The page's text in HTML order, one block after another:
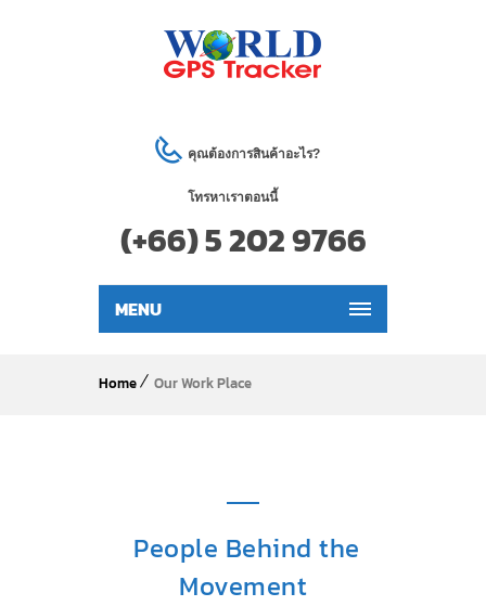
คุณต้องการสินค้าอะไร?
โทรหาเราตอนนี้
(+66) 5 202 9766
MENU
Home Our Work Place
People Behind the
Movement